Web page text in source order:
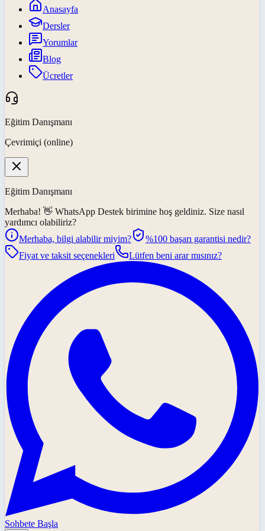
Anasayfa
Dersler
Yorumlar
Blog
Ücretler
Eğitim Danışmanı
Çevrimiçi (online)
Eğitim Danışmanı
Merhaba! 👋 WhatsApp Destek birimine hoş geldiniz. Size nasıl
yardımcı olabiliriz?
Merhaba, bilgi alabilir miyim?
%100 başarı garantisi nedir?
Fiyat ve taksit seçenekleri
Lütfen beni arar mısınız?
Sohbete Başla